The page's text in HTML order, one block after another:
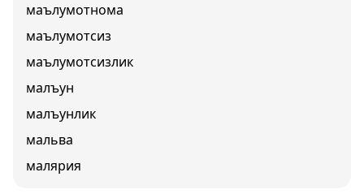
маълумотнома
маълумотсиз
маълумотсизлик
малъун
малъунлик
мальва
малярия